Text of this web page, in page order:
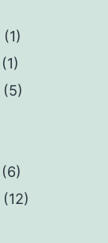
(1)
(1)
(5)
(6)
(12)